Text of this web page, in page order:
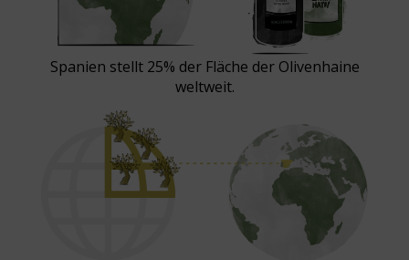
Spanien stellt 25% der Fläche der Olivenhaine
weltweit.